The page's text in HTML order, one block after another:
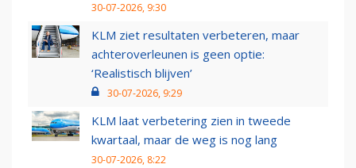
30-07-2026, 9:30
KLM ziet resultaten verbeteren, maar
achteroverleunen is geen optie:
‘Realistisch blijven’
30-07-2026, 9:29
KLM laat verbetering zien in tweede
kwartaal, maar de weg is nog lang
30-07-2026, 8:22